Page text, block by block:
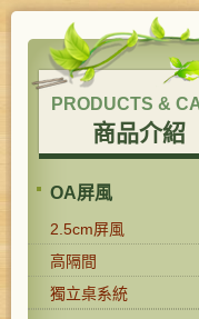
PRODUCTS &
商品介紹
OA屏風
2.5cm屏風
高隔間
獨立桌系統